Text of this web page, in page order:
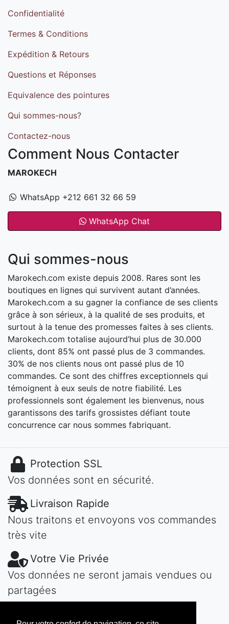
Confidentialité
Termes & Conditions
Expédition & Retours
Questions et Réponses
Equivalence des pointures
Qui sommes-nous?
Contactez-nous
Comment Nous Contacter
MAROKECH
WhatsApp +212 661 32 66 59
WhatsApp Chat
Qui sommes-nous
Marokech.com existe depuis 2008. Rares sont les
boutiques en lignes qui survivent autant d’années.
Marokech.com a su gagner la confiance de ses clients
grâce à son sérieux, à la qualité de ses produits, et
surtout à la tenue des promesses faites à ses clients.
Marokech.com totalise aujourd’hui plus de 30.000
clients, dont 85% ont passé plus de 3 commandes.
30% de nos clients nous ont passé plus de 10
commandes. Ce sont des chiffres exceptionnels qui
témoignent à eux seuls de notre fiabilité. Les
professionnels sont également les bienvenus, nous
garantissons des tarifs grossistes défiant toute
concurrence car nous sommes fabriquant.
Protection SSL
Vos données sont en sécurité.
Livraison Rapide
Nous traitons et envoyons vos commandes
très vite
Votre Vie Privée
Vos données ne seront jamais vendues ou
partagées